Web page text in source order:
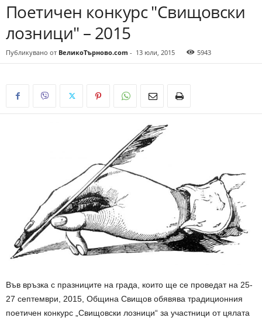
Поетичен конкурс "Свищовски
лозници" – 2015
Публикувано от ВеликоТърново.com - 13 юли, 2015 5943
Във връзка с празниците на града, които ще се проведат на 25-
27 септември, 2015, Община Свищов обявява традиционния
поетичен конкурс „Свищовски лозници“ за участници от цялата